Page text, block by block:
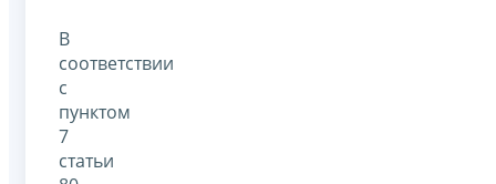
В
соответствии
с
пунктом
7
статьи